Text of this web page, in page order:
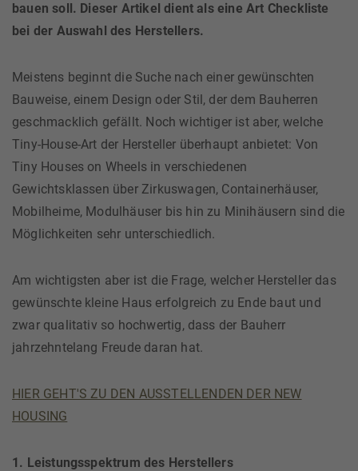
bauen soll. Dieser Artikel dient als eine Art Checkliste
bei der Auswahl des Herstellers.
Meistens beginnt die Suche nach einer gewünschten
Bauweise, einem Design oder Stil, der dem Bauherren
geschmacklich gefällt. Noch wichtiger ist aber, welche
Tiny-House-Art der Hersteller überhaupt anbietet: Von
Tiny Houses on Wheels in verschiedenen
Gewichtsklassen über Zirkuswagen, Containerhäuser,
Mobilheime, Modulhäuser bis hin zu Minihäusern sind die
Möglichkeiten sehr unterschiedlich.
Am wichtigsten aber ist die Frage, welcher Hersteller das
gewünschte kleine Haus erfolgreich zu Ende baut und
zwar qualitativ so hochwertig, dass der Bauherr
jahrzehntelang Freude daran hat.
HIER GEHT'S ZU DEN AUSSTELLENDEN DER NEW
HOUSING
1. Leistungsspektrum des Herstellers